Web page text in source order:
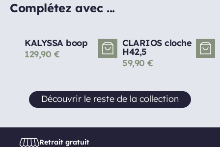
Complétez avec ...
KALYSSA boop
129,90 €
CLARIOS cloche
H42,5
59,90 €
Découvrir le reste de la collection
Retrait gratuit